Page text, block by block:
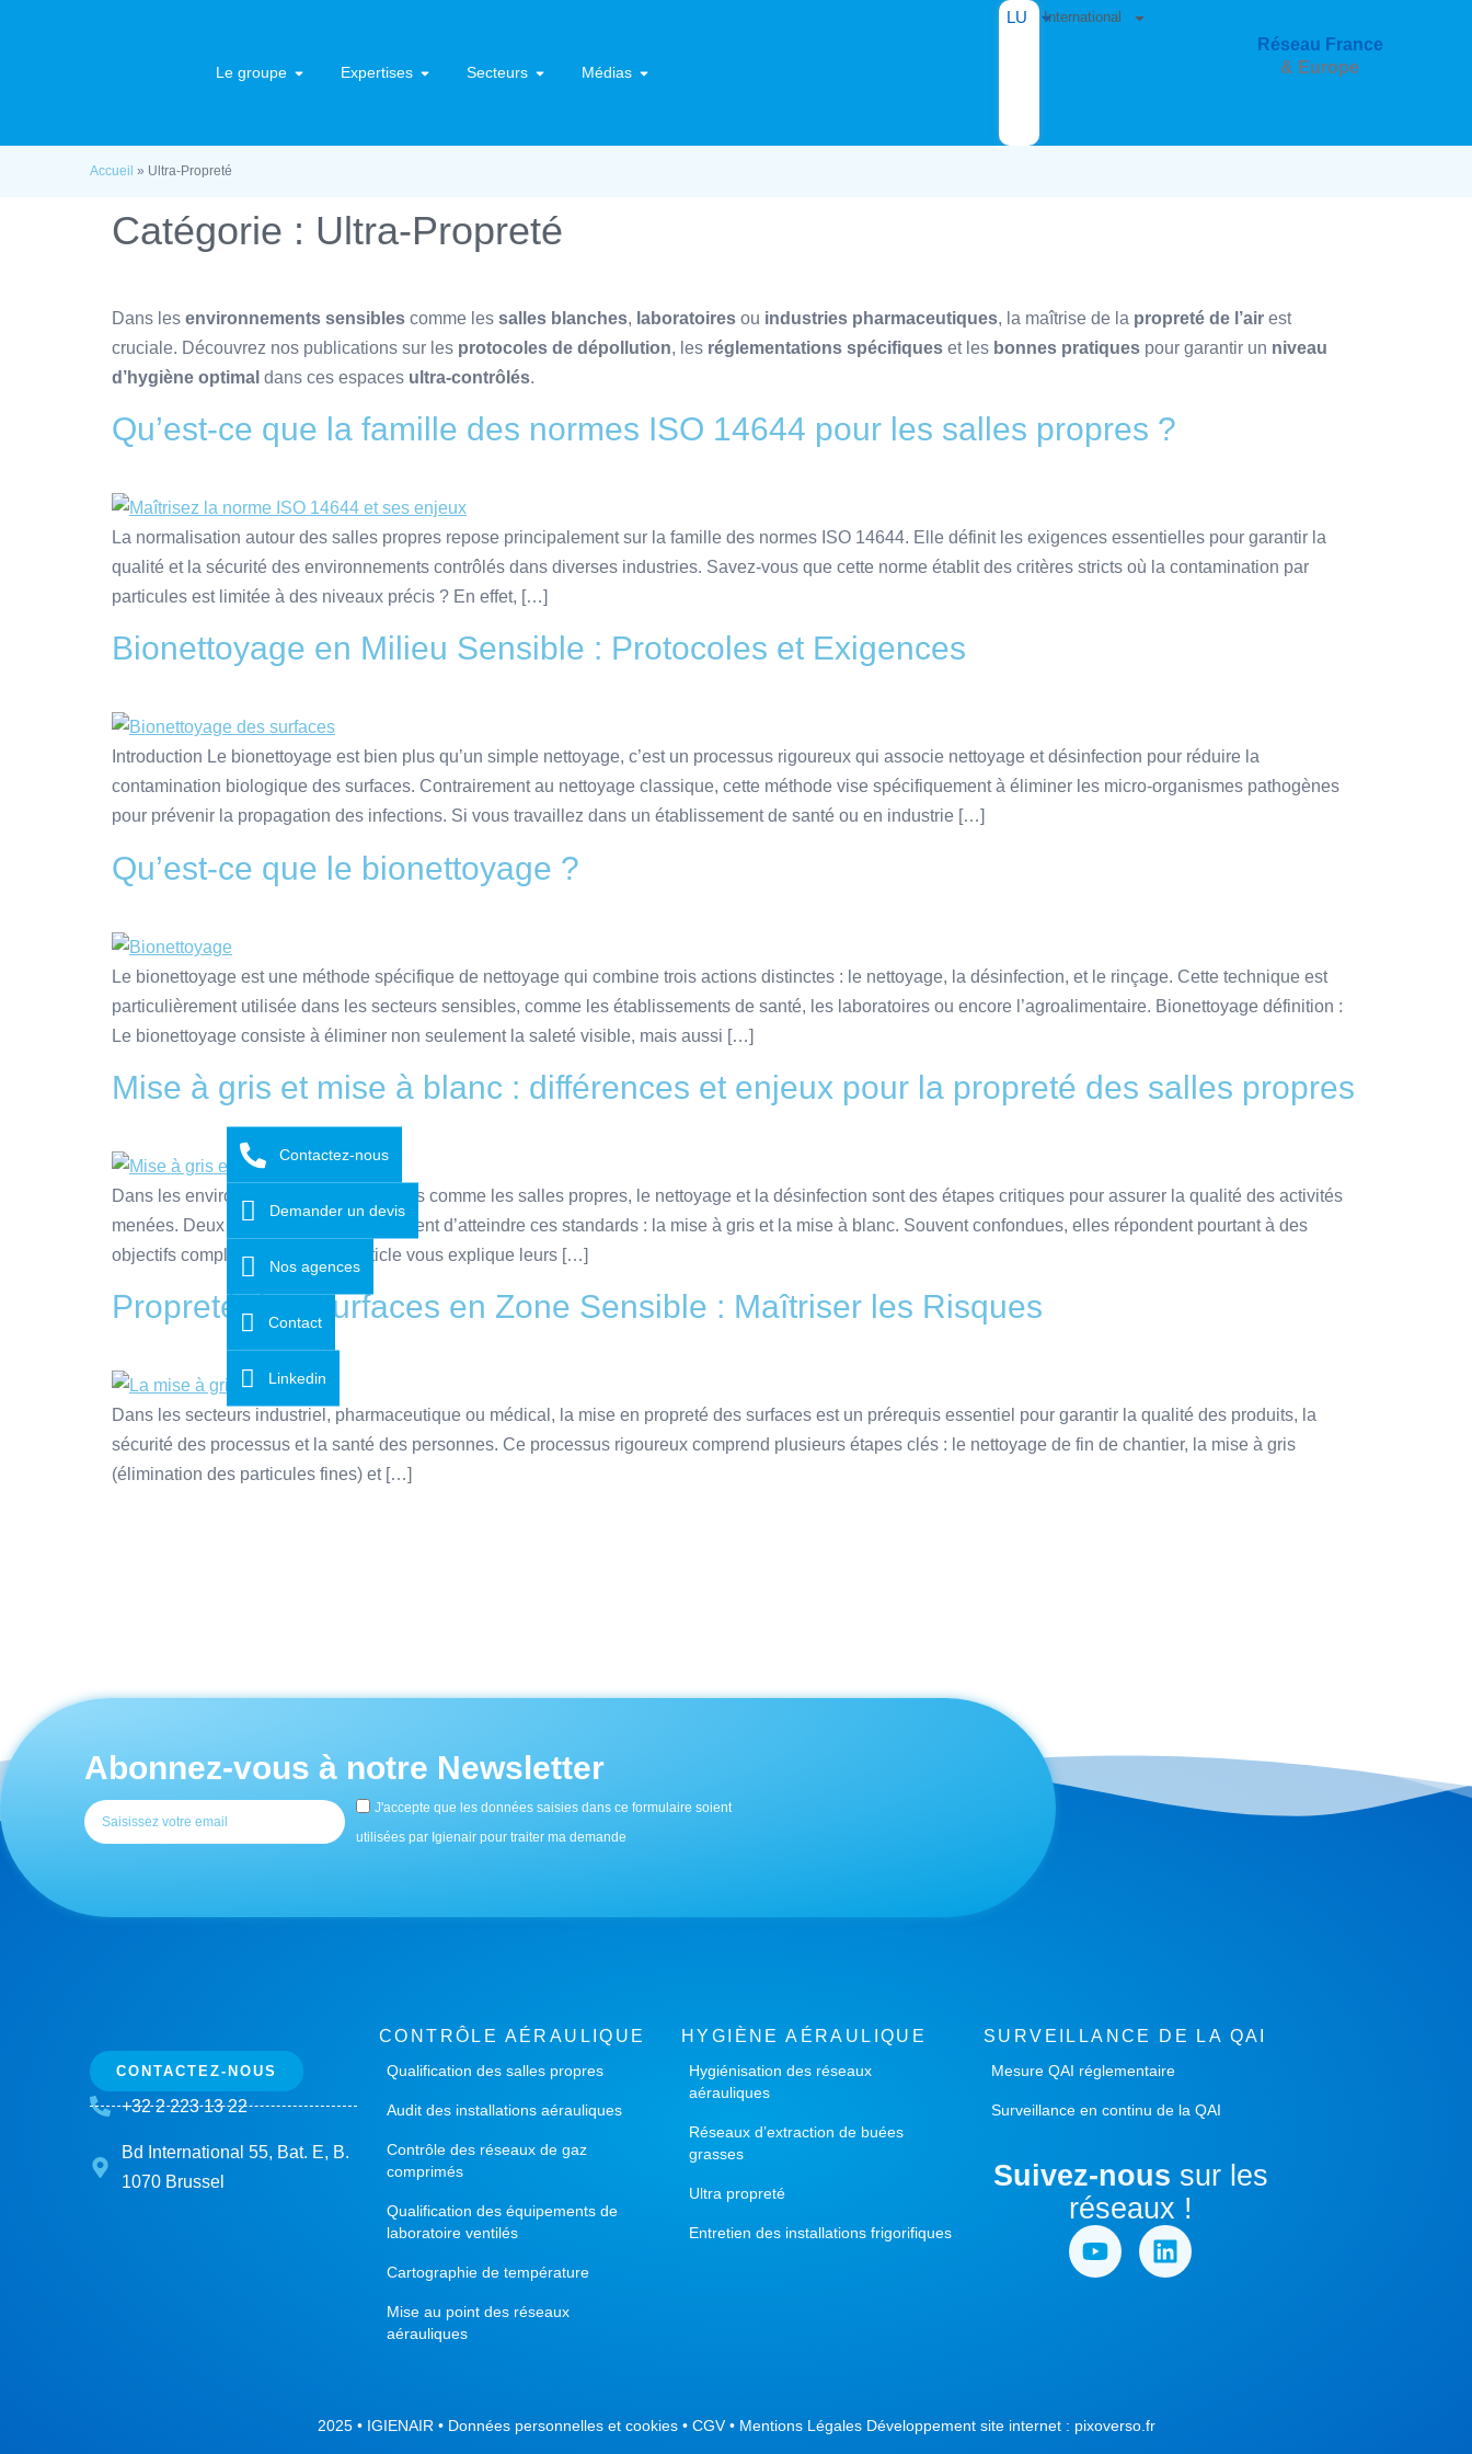
Le groupe Expertises Secteurs Médias
LU International
Réseau France
& Europe
Accueil » Ultra-Propreté
Catégorie : Ultra-Propreté
Dans les environnements sensibles comme les salles blanches, laboratoires ou industries pharmaceutiques, la maîtrise de la propreté de l’air est
cruciale. Découvrez nos publications sur les protocoles de dépollution, les réglementations spécifiques et les bonnes pratiques pour garantir un niveau
d’hygiène optimal dans ces espaces ultra-contrôlés.
Qu’est-ce que la famille des normes ISO 14644 pour les salles propres ?
La normalisation autour des salles propres repose principalement sur la famille des normes ISO 14644. Elle définit les exigences essentielles pour garantir la
qualité et la sécurité des environnements contrôlés dans diverses industries. Savez-vous que cette norme établit des critères stricts où la contamination par
particules est limitée à des niveaux précis ? En effet, […]
Bionettoyage en Milieu Sensible : Protocoles et Exigences
Introduction Le bionettoyage est bien plus qu’un simple nettoyage, c’est un processus rigoureux qui associe nettoyage et désinfection pour réduire la
contamination biologique des surfaces. Contrairement au nettoyage classique, cette méthode vise spécifiquement à éliminer les micro-organismes pathogènes
pour prévenir la propagation des infections. Si vous travaillez dans un établissement de santé ou en industrie […]
Qu’est-ce que le bionettoyage ?
Le bionettoyage est une méthode spécifique de nettoyage qui combine trois actions distinctes : le nettoyage, la désinfection, et le rinçage. Cette technique est
particulièrement utilisée dans les secteurs sensibles, comme les établissements de santé, les laboratoires ou encore l’agroalimentaire. Bionettoyage définition :
Le bionettoyage consiste à éliminer non seulement la saleté visible, mais aussi […]
Mise à gris et mise à blanc : différences et enjeux pour la propreté des salles propres
Dans les environnements ultra-contrôlés comme les salles propres, le nettoyage et la désinfection sont des étapes critiques pour assurer la qualité des activités
menées. Deux procédures clés permettent d’atteindre ces standards : la mise à gris et la mise à blanc. Souvent confondues, elles répondent pourtant à des
objectifs complémentaires. Cet article vous explique leurs […]
Propreté des Surfaces en Zone Sensible : Maîtriser les Risques
Dans les secteurs industriel, pharmaceutique ou médical, la mise en propreté des surfaces est un prérequis essentiel pour garantir la qualité des produits, la
sécurité des processus et la santé des personnes. Ce processus rigoureux comprend plusieurs étapes clés : le nettoyage de fin de chantier, la mise à gris
(élimination des particules fines) et […]
Abonnez-vous à notre Newsletter
J'accepte que les données saisies dans ce formulaire soient
utilisées par Igienair pour traiter ma demande
CONTACTEZ-NOUS
+32 2 223 13 22
Bd International 55, Bat. E, B.
1070 Brussel
CONTRÔLE AÉRAULIQUE
Qualification des salles propres
Audit des installations aérauliques
Contrôle des réseaux de gaz
comprimés
Qualification des équipements de
laboratoire ventilés
Cartographie de température
Mise au point des réseaux
aérauliques
HYGIÈNE AÉRAULIQUE
Hygiénisation des réseaux
aérauliques
Réseaux d’extraction de buées
grasses
Ultra propreté
Entretien des installations frigorifiques
SURVEILLANCE DE LA QAI
Mesure QAI réglementaire
Surveillance en continu de la QAI
Suivez-nous sur les
réseaux !
2025 • IGIENAIR • Données personnelles et cookies• CGV• Mentions LégalesDéveloppement site internet : pixoverso.fr
Contactez-nous
Demander un devis
Nos agences
Contact
Linkedin